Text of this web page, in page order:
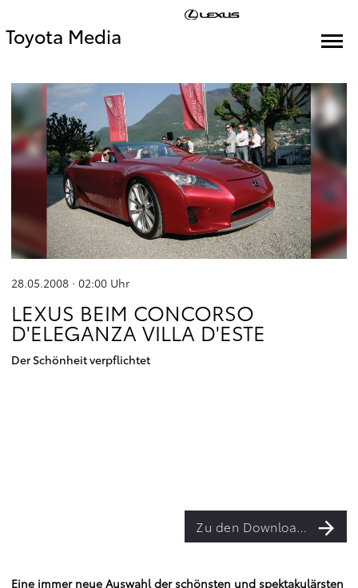
Toyota Media
28.05.2008 · 02:00 Uhr
LEXUS BEIM CONCORSO
D'ELEGANZA VILLA D'ESTE
Der Schönheit verpflichtet
Zu den Downloads
Eine immer neue Auswahl der schönsten und spektakulärsten